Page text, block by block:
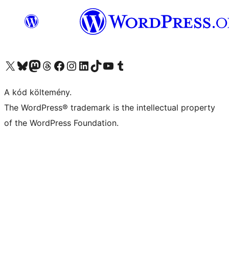
Visit our X (formerly Twitter) account
Visit our Bluesky account
Twitter csatornánk
Visit our Threads account
Facebook oldalunk megtekintése
Visit our Instagram account
Visit our LinkedIn account
Visit our TikTok account
Visit our YouTube channel
Visit our Tumblr account
A kód költemény.
The WordPress® trademark is the intellectual property
of the WordPress Foundation.